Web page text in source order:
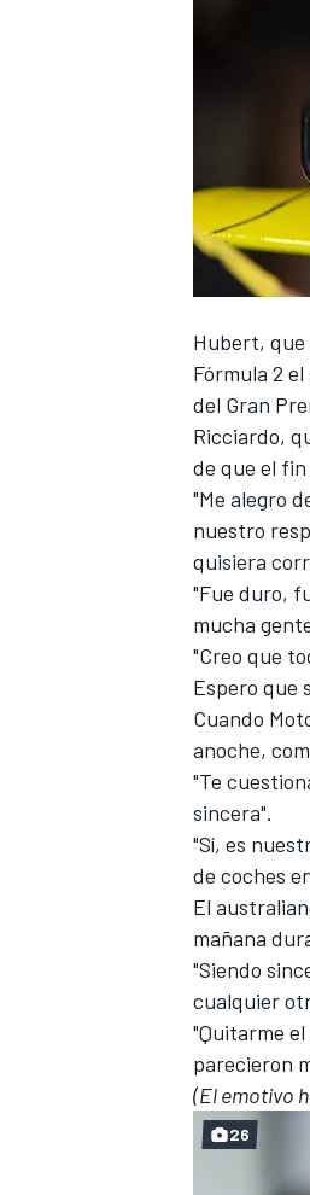
Hubert, que
Fórmula 2
del Gran
Ricciardo,
de que el
"Me alegro
nuestro
quisiera
"Fue duro,
mucha
"Creo que
Espero que
Cuando
anoche,
"Te
sincera".
"Sí, es
de coches
El
mañana
"Siendo
cualquier
"Quitarme
parecieron
(El emotivo
26